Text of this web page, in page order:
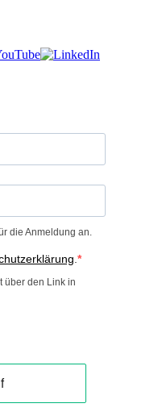
die Anmeldung an.
.
über den Link in